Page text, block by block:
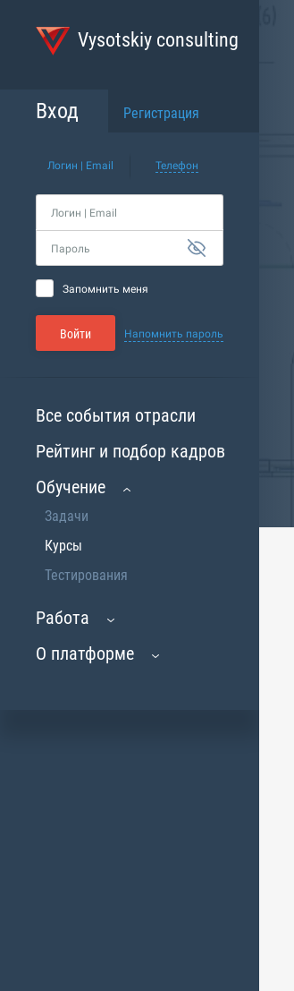
Vysotskiy consulting
Вход Регистрация
Логин | Email Телефон
Логин | Email
Пароль
Запомнить меня
Войти Напомнить пароль
Все события отрасли
Рейтинг и подбор кадров
Обучение
Задачи
Курсы
Тестирования
Работа
О платформе